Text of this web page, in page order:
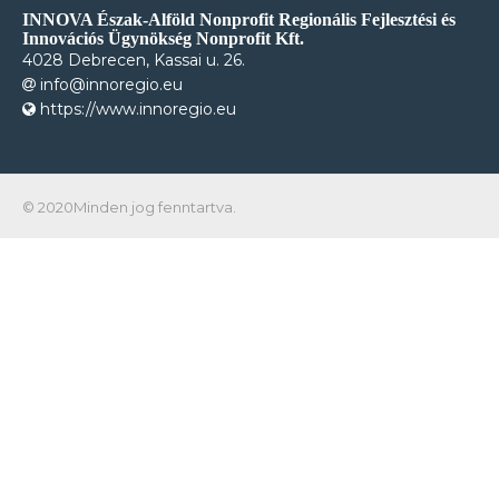
INNOVA Észak-Alföld Nonprofit Regionális Fejlesztési és
Innovációs Ügynökség Nonprofit Kft.
4028 Debrecen, Kassai u. 26.
info@innoregio.eu
https://www.innoregio.eu
© 2020Minden jog fenntartva.